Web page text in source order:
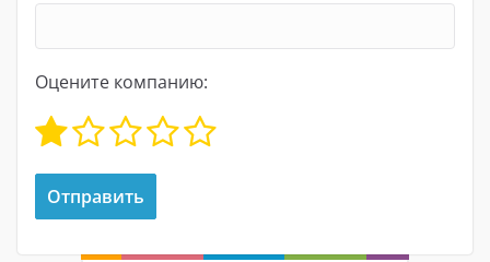
Оцените компанию: